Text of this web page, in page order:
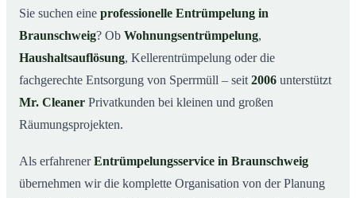
03Was kostet eine Entrümpelung in Braunschweig?
04Warum Mr. Cleaner in Braunschweig?
05Typische Anlässe für eine Entrümpelung
Jetzt Angebot einholen
Profis
Sie suchen eine professionelle Entrümpelung in
Braunschweig? Ob Wohnungsentrümpelung,
Haushaltsauflösung, Kellerentrümpelung oder die
fachgerechte Entsorgung von Sperrmüll – seit 2006 unterstützt
Mr. Cleaner Privatkunden bei kleinen und großen
Räumungsprojekten.
Als erfahrenerEntrümpelungsservice in Braunschweig
übernehmen wir die komplette Organisation von der Planung